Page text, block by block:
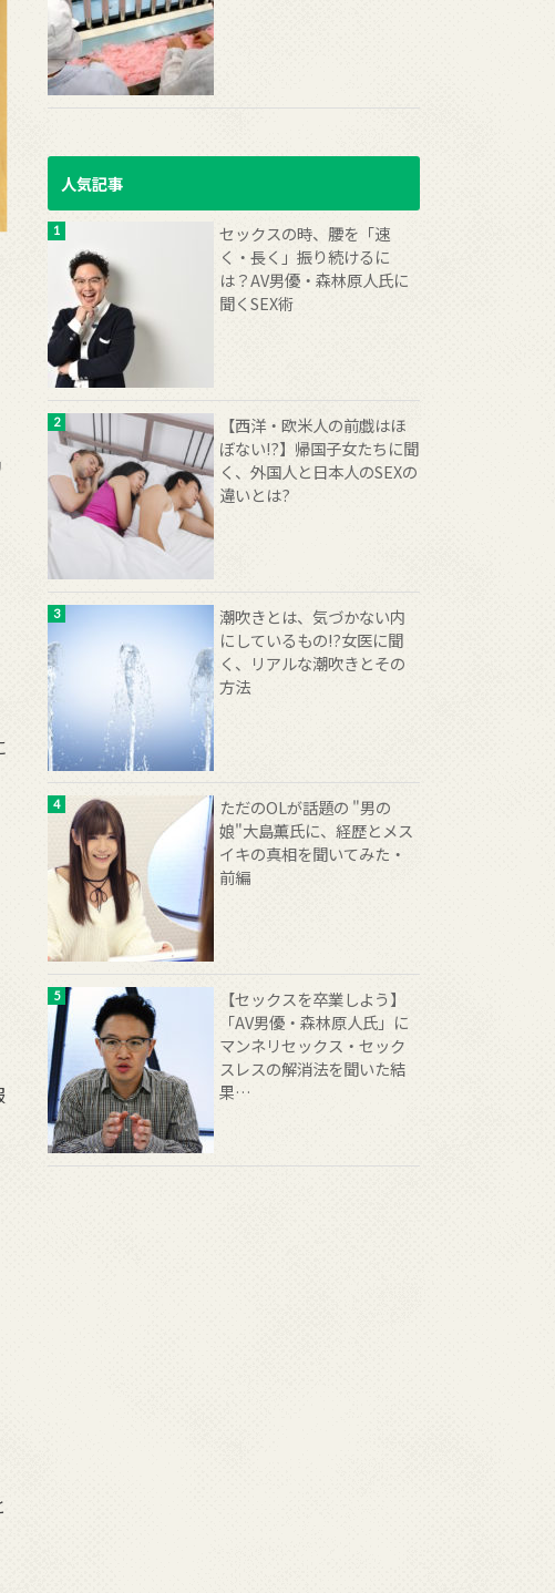
人気記事
セックスの時、腰を「速
く・長く」振り続けるに
は？AV男優・森林原人氏に
聞くSEX術
【西洋・欧米人の前戯はほ
ぼない!?】帰国子女たちに聞
く、外国人と日本人のSEXの
違いとは?
潮吹きとは、気づかない内
にしているもの!?女医に聞
く、リアルな潮吹きとその
方法
ただのOLが話題の "男の
娘"大島薫氏に、経歴とメス
イキの真相を聞いてみた・
前編
【セックスを卒業しよう】
「AV男優・森林原人氏」に
マンネリセックス・セック
スレスの解消法を聞いた結
果…